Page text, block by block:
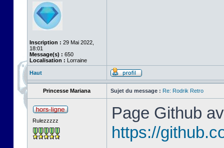
Inscription : 29 Mai 2022,
18:01
Message(s) : 650
Localisation : Lorraine
Haut
Princesse Mariana Sujet du message : Re: Rodrik Retro
Rulezzzzz
Page Github
https://